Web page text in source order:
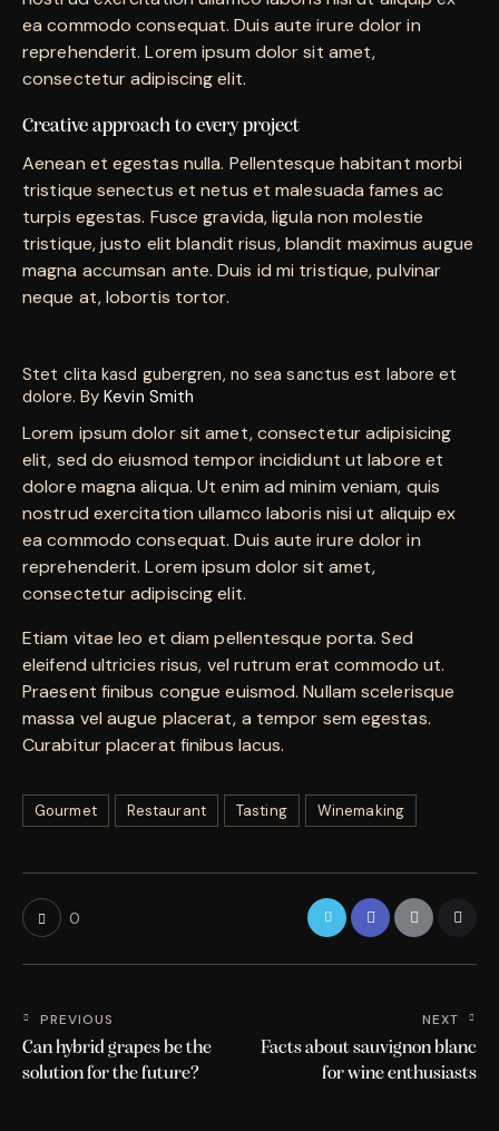
ea commodo consequat. Duis aute irure dolor in
reprehenderit. Lorem ipsum dolor sit amet,
consectetur adipiscing elit.
Creative approach to every project
Aenean et egestas nulla. Pellentesque habitant morbi
tristique senectus et netus et malesuada fames ac
turpis egestas. Fusce gravida, ligula non molestie
tristique, justo elit blandit risus, blandit maximus augue
magna accumsan ante. Duis id mi tristique, pulvinar
neque at, lobortis tortor.
Stet clita kasd gubergren, no sea sanctus est labore et
dolore. ByKevin Smith
Lorem ipsum dolor sit amet, consectetur adipisicing
elit, sed do eiusmod tempor incididunt ut labore et
dolore magna aliqua. Ut enim ad minim veniam, quis
nostrud exercitation ullamco laboris nisi ut aliquip ex
ea commodo consequat. Duis aute irure dolor in
reprehenderit. Lorem ipsum dolor sit amet,
consectetur adipiscing elit.
Etiam vitae leo et diam pellentesque porta. Sed
eleifend ultricies risus, vel rutrum erat commodo ut.
Praesent finibus congue euismod. Nullam scelerisque
massa vel augue placerat, a tempor sem egestas.
Curabitur placerat finibus lacus.
Gourmet Restaurant Tasting Winemaking
0
PREVIOUS
Can hybrid grapes be the
solution for the future?
NEXT
Facts about sauvignon blanc
for wine enthusiasts